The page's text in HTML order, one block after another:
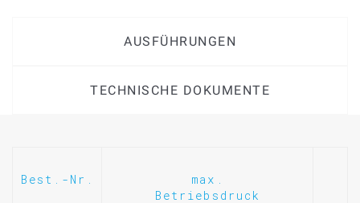
AUSFÜHRUNGEN
TECHNISCHE DOKUMENTE
Best.-Nr.
max.
Betriebsdruck